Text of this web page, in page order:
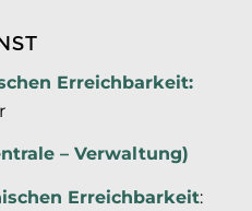
Erreichbarkeit:
– Verwaltung)
Erreichbarkeit: